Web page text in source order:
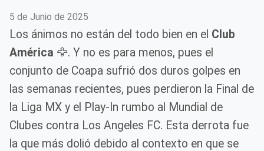
5 de Junio de 2025
Los ánimos no están del todo bien en el Club
América 🦅. Y no es para menos, pues el
conjunto de Coapa sufrió dos duros golpes en
las semanas recientes, pues perdieron la Final de
la Liga MX y el Play-In rumbo al Mundial de
Clubes contra Los Angeles FC. Esta derrota fue
la que más dolió debido al contexto en que se